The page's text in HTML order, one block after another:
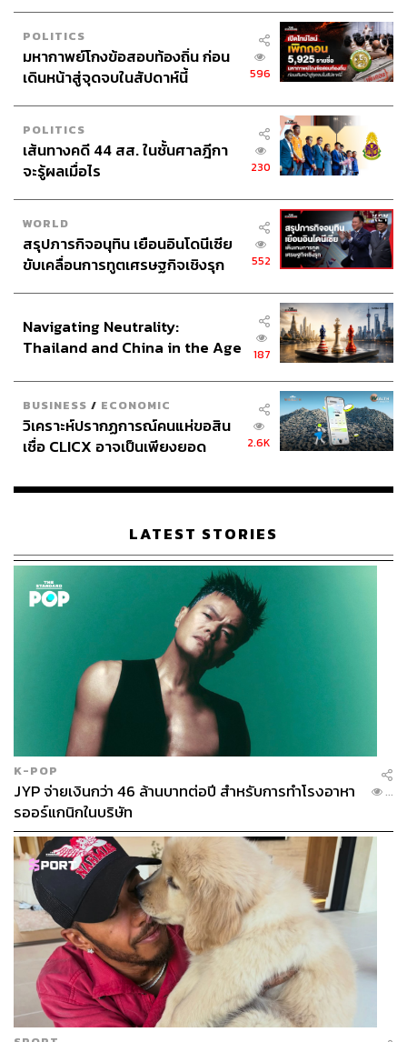
POLITICS
มหากาพย์โกงข้อสอบท้องถิ่น ก่อน
เดินหน้าสู่จุดจบในสัปดาห์นี้
596
POLITICS
เส้นทางคดี 44 สส. ในชั้นศาลฎีกา
จะรู้ผลเมื่อไร
230
WORLD
สรุปภารกิจอนุทิน เยือนอินโดนีเซีย
ขับเคลื่อนการทูตเศรษฐกิจเชิงรุก
552
Navigating Neutrality:
Thailand and China in the Age
187
BUSINESS / ECONOMIC
วิเคราะห์ปรากฏการณ์คนแห่ขอสิน
เชื่อ CLICX อาจเป็นเพียงยอด
เรือนไทยที่ถูกซุกไว้
2.6K
LATEST STORIES
K-POP
JYP จ่ายเงินกว่า 46 ล้านบาทต่อปี สำหรับการทำโรงอาหา
รออร์แกนิกในบริษัท
...